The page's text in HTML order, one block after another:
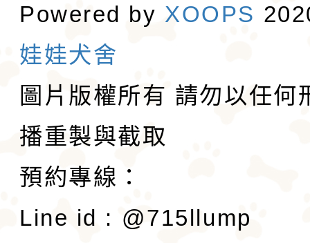
Powered by XOOPS
娃娃犬舍
圖片版權所有 請勿以任何
播重製與截取
預約專線：
Line id : @715llump